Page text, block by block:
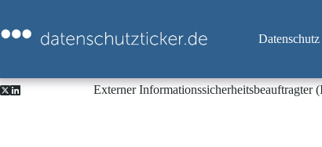
springen
Datenschutz
Externer Informationssicherheitsbeauftragter